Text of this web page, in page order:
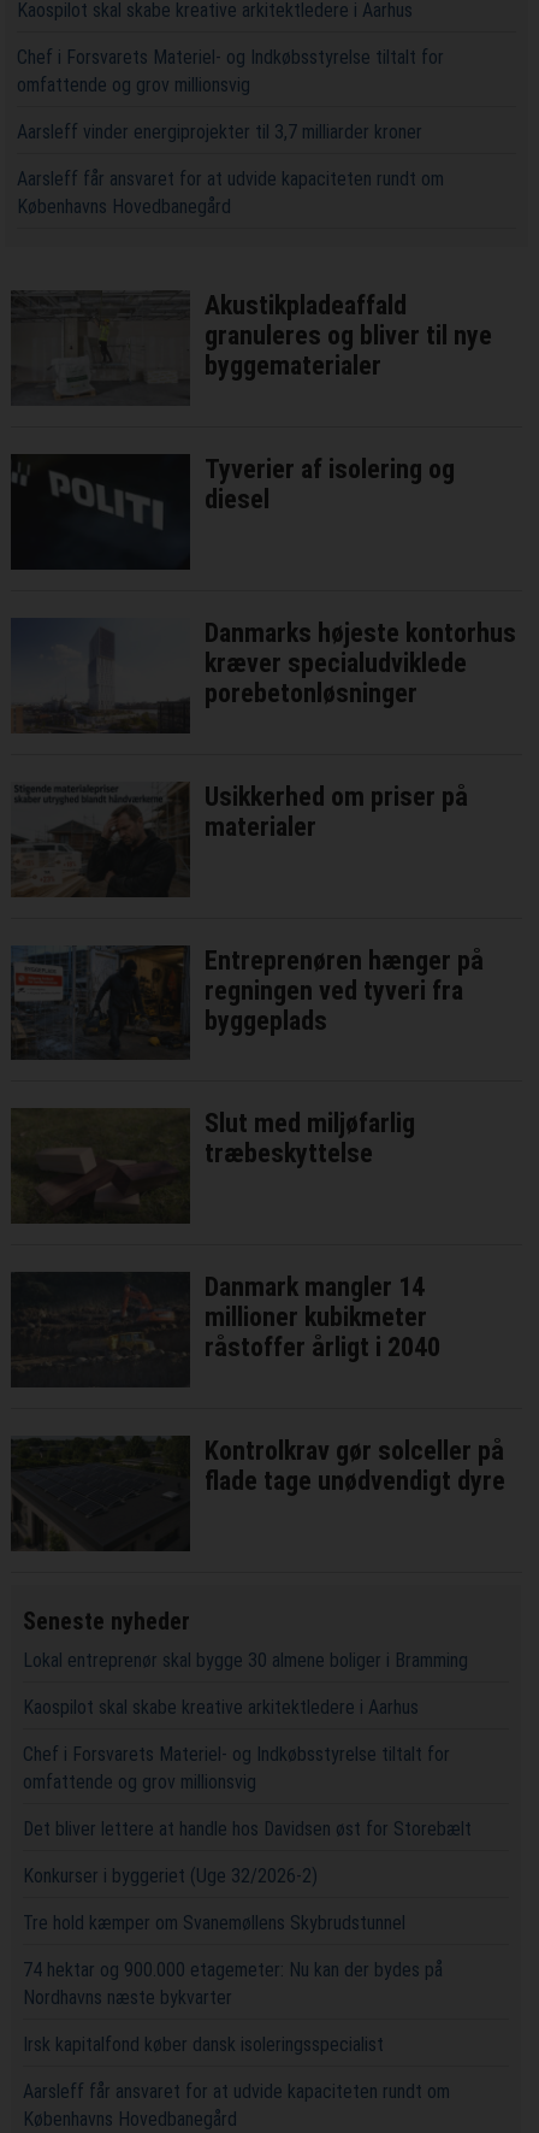
Kaospilot skal skabe kreative arkitektledere i Aarhus
Chef i Forsvarets Materiel- og Indkøbsstyrelse tiltalt for
omfattende og grov millionsvig
Aarsleff vinder energiprojekter til 3,7 milliarder kroner
Aarsleff får ansvaret for at udvide kapaciteten rundt om
Københavns Hovedbanegård
Akustikpladeaffald
granuleres og bliver til nye
byggematerialer
Tyverier af isolering og
diesel
Danmarks højeste kontorhus
kræver specialudviklede
porebetonløsninger
Usikkerhed om priser på
materialer
Entreprenøren hænger på
regningen ved tyveri fra
byggeplads
Slut med miljøfarlig
træbeskyttelse
Danmark mangler 14
millioner kubikmeter
råstoffer årligt i 2040
Kontrolkrav gør solceller på
flade tage unødvendigt dyre
Seneste nyheder
Lokal entreprenør skal bygge 30 almene boliger i Bramming
Kaospilot skal skabe kreative arkitektledere i Aarhus
Chef i Forsvarets Materiel- og Indkøbsstyrelse tiltalt for
omfattende og grov millionsvig
Det bliver lettere at handle hos Davidsen øst for Storebælt
Konkurser i byggeriet (Uge 32/2026-2)
Tre hold kæmper om Svanemøllens Skybrudstunnel
74 hektar og 900.000 etagemeter: Nu kan der bydes på
Nordhavns næste bykvarter
Irsk kapitalfond køber dansk isoleringsspecialist
Aarsleff får ansvaret for at udvide kapaciteten rundt om
Københavns Hovedbanegård